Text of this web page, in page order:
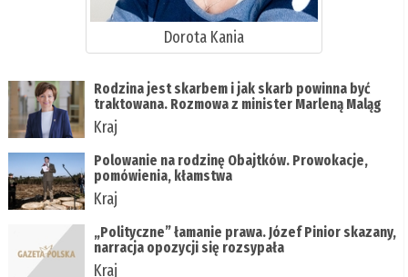
Dorota Kania
Rodzina jest skarbem i jak skarb powinna być
traktowana. Rozmowa z minister Marleną Maląg
Kraj
Polowanie na rodzinę Obajtków. Prowokacje,
pomówienia, kłamstwa
Kraj
„Polityczne” łamanie prawa. Józef Pinior skazany,
narracja opozycji się rozsypała
Kraj